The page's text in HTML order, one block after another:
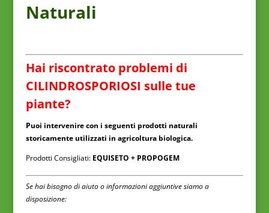
Naturali
Hai riscontrato problemi di
CILINDROSPORIOSI sulle tue
piante?
Puoi intervenire con i seguenti prodotti naturali
storicamente utilizzati in agricoltura biologica.
Prodotti Consigliati: EQUISETO + PROPOGEM
Se hai bisogno di aiuto o informazioni aggiuntive siamo a
disposizione: